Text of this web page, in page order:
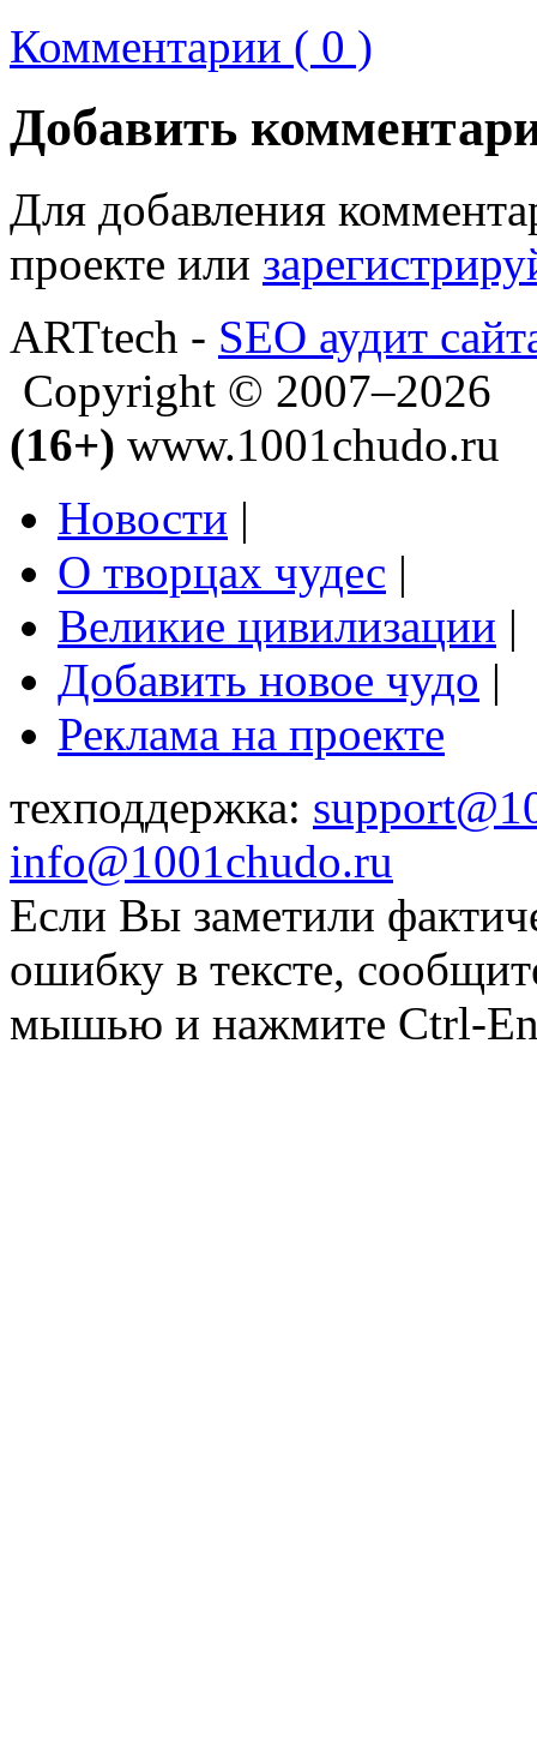
Комментарии ( 0 )
Добавить
Для добавления
проекте или
ARTtech - SEO аудит
Copyright © 2007–2026
(16+) www.1001chudo.ru
Новости |
О творцах чудес |
Великие цивилизации |
Добавить новое чудо |
Реклама на проекте
техподдержка:
info@1001chudo.ru
Если Вы заметили
ошибку в тексте,
мышью и нажмите Ctrl-